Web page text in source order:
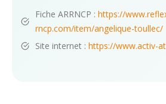
Fiche ARRNCP : https://
rncp.com/item/angelique-toullec/
Site internet : https://www.activ-